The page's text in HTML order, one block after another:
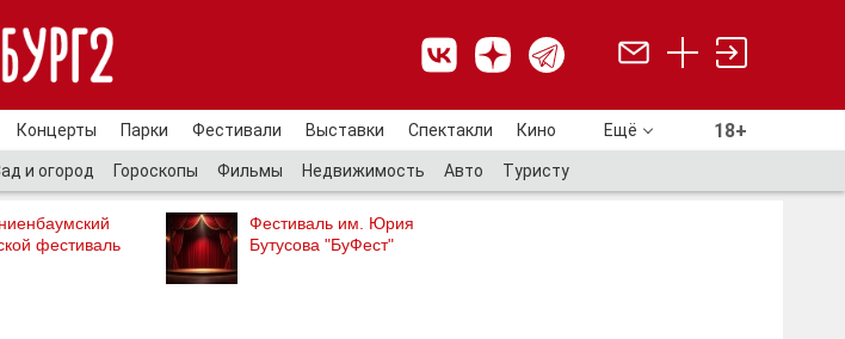
Концерты Парки Фестивали Выставки Спектакли Кино Ещё 18+
и огород Гороскопы Фильмы Недвижимость Авто Туристу
фестиваль
Фестиваль им. Юрия
Бутусова "БуФест"